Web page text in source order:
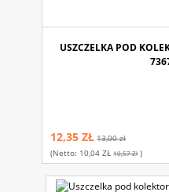
USZCZELKA POD
12,35 ZŁ 13,00 zł
(netto: 10,04 ZŁ 10,57 Zł)